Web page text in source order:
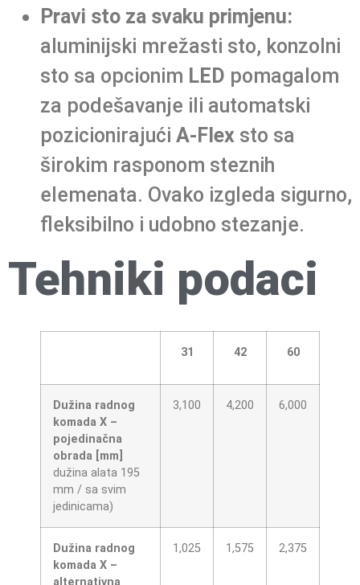
Pravi sto za svaku primjenu:
aluminijski mrežasti sto, konzolni
sto sa opcionim LED pomagalom
za podešavanje ili automatski
pozicionirajući A-Flex sto sa
širokim rasponom steznih
elemenata. Ovako izgleda sigurno,
fleksibilno i udobno stezanje.
Tehniki podaci
31 42 60
Dužina radnog
komada X –
pojedinačna
obrada [mm]
dužina alata 195
mm / sa svim
jedinicama)
3,100 4,200 6,000
Dužina radnog
komada X –
alternativna
1,025 1,575 2,375